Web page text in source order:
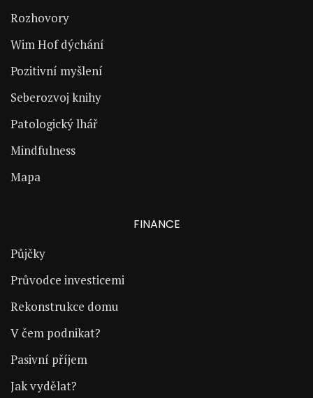
Rozhovory
Wim Hof dýchání
Pozitivní myšlení
Seberozvoj knihy
Patologický lhář
Mindfulness
Mapa
FINANCE
Půjčky
Průvodce investicemi
Rekonstrukce domu
V čem podnikat?
Pasivní příjem
Jak vydělat?